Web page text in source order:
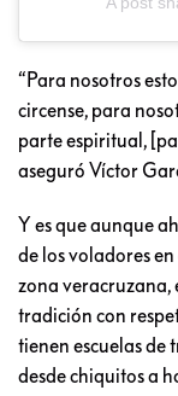
“Para nosotros
circense, para
parte espiritual,
aseguró Víctor
Y es que aunque
de los voladores
zona veracruzana,
tradición con
tienen escuelas de
desde chiquitos a